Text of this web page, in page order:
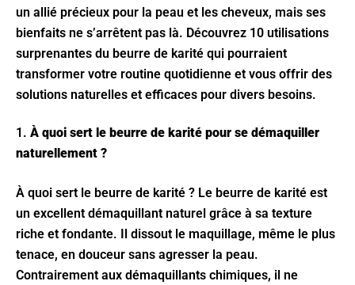
un allié précieux pour la peau et les cheveux, mais ses
bienfaits ne s’arrêtent pas là. Découvrez 10 utilisations
surprenantes du beurre de karité qui pourraient
transformer votre routine quotidienne et vous offrir des
solutions naturelles et efficaces pour divers besoins.
1. À quoi sert le beurre de karité pour se démaquiller
naturellement ?
À quoi sert le beurre de karité ? Le beurre de karité est
un excellent démaquillant naturel grâce à sa texture
riche et fondante. Il dissout le maquillage, même le plus
tenace, en douceur sans agresser la peau.
Contrairement aux démaquillants chimiques, il ne